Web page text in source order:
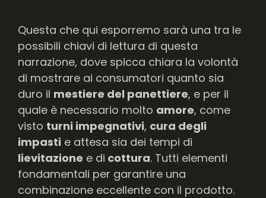
Questa che qui esporremo sarà una tra le
possibili chiavi di lettura di questa
narrazione, dove spicca chiara la volontà
di mostrare ai consumatori quanto sia
duro il mestiere del panettiere, e per il
quale è necessario molto amore, come
visto turni impegnativi, cura degli
impasti e attesa sia dei tempi di
lievitazione e di cottura. Tutti elementi
fondamentali per garantire una
combinazione eccellente con il prodotto.